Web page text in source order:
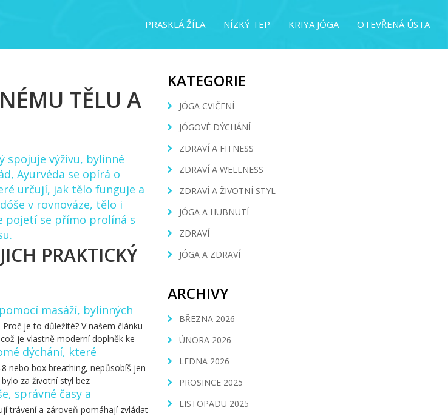
PRASKLÁ ŽÍLA NÍZKÝ TEP KRIYA JÓGA OTEVŘENÁ ÚSTA
TĚLU A
spojuje výživu, bylinné
, Ayurvéda se opírá o
určují, jak tělo funguje a
v rovnováze, tělo i
pojetí se přímo prolíná s
PRAKTICKÝ
masáží, bylinných
. Proč je to důležité? V našem článku
je vlastně moderní doplněk ke
dýchání, které
nebo box breathing, nepůsobíš jen
za životní styl bez
správné časy a
trávení a zároveň pomáhají zvládat
KATEGORIE
JÓGA CVIČENÍ
JÓGOVÉ DÝCHÁNÍ
ZDRAVÍ A FITNESS
ZDRAVÍ A WELLNESS
ZDRAVÍ A ŽIVOTNÍ STYL
JÓGA A HUBNUTÍ
ZDRAVÍ
JÓGA A ZDRAVÍ
ARCHIVY
BŘEZNA 2026
ÚNORA 2026
LEDNA 2026
PROSINCE 2025
LISTOPADU 2025